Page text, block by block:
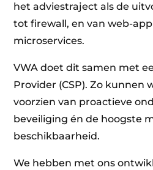
het adviestraject als de
tot firewall, en van web-
microservices.
VWA doet dit samen met
Provider (CSP). Zo kunnen
voorzien van proactieve
beveiliging én de hoogste
beschikbaarheid.
We hebben met ons